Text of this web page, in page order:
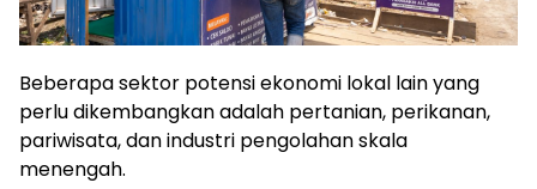
Beberapa sektor potensi ekonomi lokal lain yang
perlu dikembangkan adalah pertanian, perikanan,
pariwisata, dan industri pengolahan skala
menengah.